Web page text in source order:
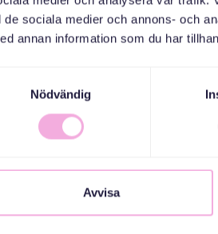
de sociala medier och annons- och
annan information som du har
Nödvändig
Avvisa
med baby
هم سازمان
arvsfonden